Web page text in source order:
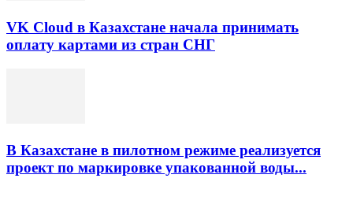
VK Cloud в Казахстане начала принимать
оплату картами из стран СНГ
В Казахстане в пилотном режиме реализуется
проект по маркировке упакованной воды...